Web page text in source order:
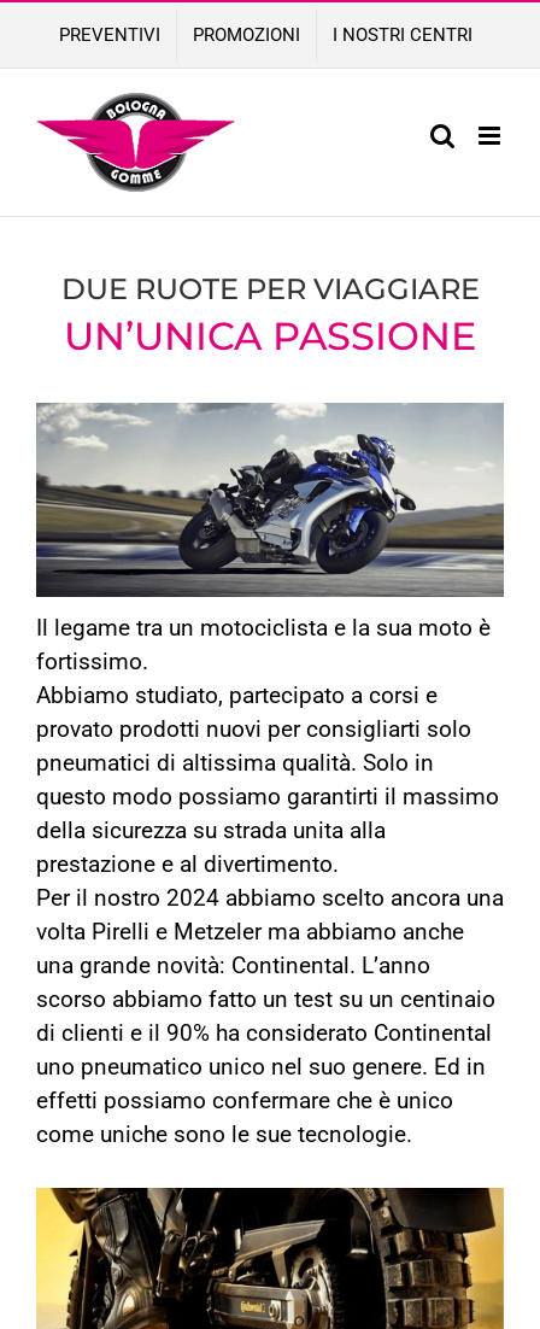
content
PREVENTIVI PROMOZIONI I NOSTRI CENTRI
DUE RUOTE PER VIAGGIARE
UN’UNICA PASSIONE
Il legame tra un motociclista e la sua moto è
fortissimo.
Abbiamo studiato, partecipato a corsi e
provato prodotti nuovi per consigliarti solo
pneumatici di altissima qualità. Solo in
questo modo possiamo garantirti il massimo
della sicurezza su strada unita alla
prestazione e al divertimento.
Per il nostro 2024 abbiamo scelto ancora una
volta Pirelli e Metzeler ma abbiamo anche
una grande novità: Continental. L’anno
scorso abbiamo fatto un test su un centinaio
di clienti e il 90% ha considerato Continental
uno pneumatico unico nel suo genere. Ed in
effetti possiamo confermare che è unico
come uniche sono le sue tecnologie.